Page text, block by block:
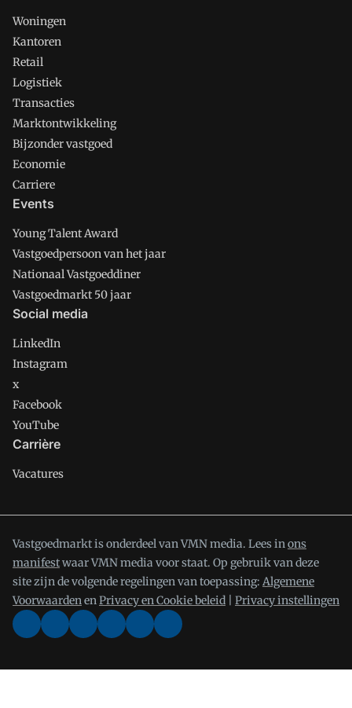
Woningen
Kantoren
Retail
Logistiek
Transacties
Marktontwikkeling
Bijzonder vastgoed
Economie
Carriere
Events
Young Talent Award
Vastgoedpersoon van het jaar
Nationaal Vastgoeddiner
Vastgoedmarkt 50 jaar
Social media
LinkedIn
Instagram
x
Facebook
YouTube
Carrière
Vacatures
Vastgoedmarkt is onderdeel van VMN media. Lees inons
manifestwaar VMN media voor staat. Op gebruik van deze
site zijn de volgende regelingen van toepassing: Algemene
VoorwaardenenPrivacy en Cookie beleid Privacy instellingen